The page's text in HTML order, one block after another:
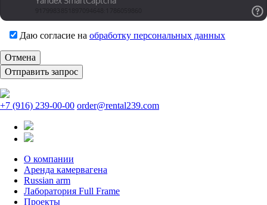
Даю согласие на обработку персональных данных
Отмена
+7 (916) 239-00-00 order@rental239.com
О компании
Аренда камервагена
Russian arm
Лаборатория Full Frame
Проекты